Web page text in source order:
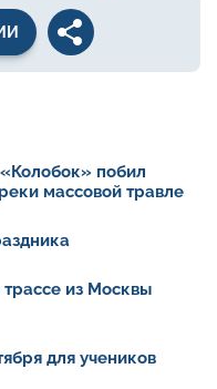
побил
массовой травле
из Москвы
для учеников